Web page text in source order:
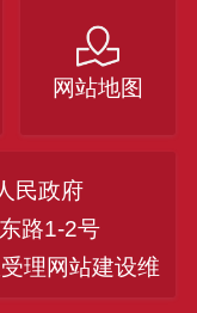
网站地图
民政府
路1-2号
理网站建设维